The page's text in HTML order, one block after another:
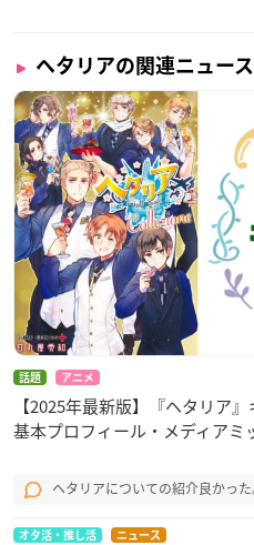
ヘタリアの関連ニュー
話題 アニメ
【2025年最新版】『ヘタリア
基本プロフィール・メディアミ
ヘタリアについての紹介良かった
オタ活・推し活 ニュース